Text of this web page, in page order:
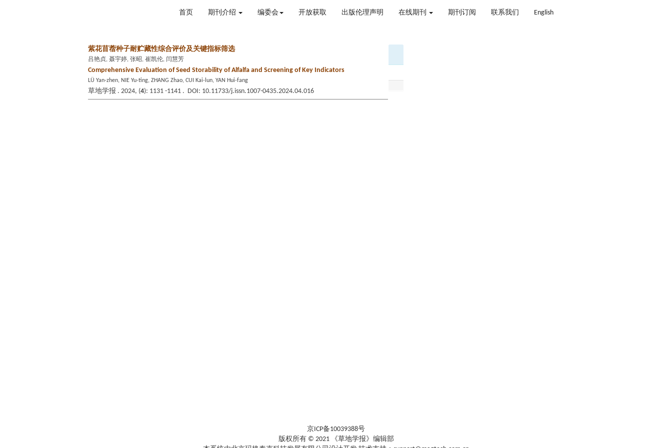
首页 期刊介绍 编委会 开放获取 出版伦理声明 在线期刊 期刊订阅 联系我们 English
紫花苜蓿种子耐贮藏性综合评价及关键指标筛选
吕艳贞, 聂宇婷, 张昭, 崔凯伦, 闫慧芳
Comprehensive Evaluation of Seed Storability of Alfalfa and Screening of Key Indicators
LÜ Yan-zhen, NIE Yu-ting, ZHANG Zhao, CUI Kai-lun, YAN Hui-fang
草地学报 . 2024, (4): 1131 -1141 . DOI: 10.11733/j.issn.1007-0435.2024.04.016
京ICP备10039388号
版权所有 © 2021 《草地学报》编辑部